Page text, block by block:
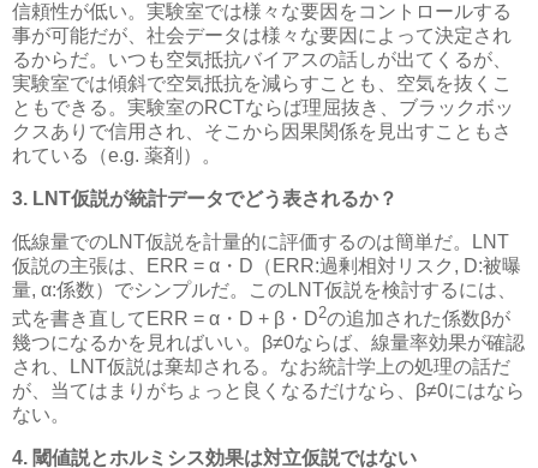
信頼性が低い。実験室では様々な要因をコントロールする
事が可能だが、社会データは様々な要因によって決定され
るからだ。いつも空気抵抗バイアスの話しが出てくるが、
実験室では傾斜で空気抵抗を減らすことも、空気を抜くこ
ともできる。実験室のRCTならば理屈抜き、ブラックボッ
クスありで信用され、そこから因果関係を見出すこともさ
れている（e.g. 薬剤）。
3. LNT仮説が統計データでどう表されるか？
低線量でのLNT仮説を計量的に評価するのは簡単だ。LNT
仮説の主張は、ERR = α・D（ERR:過剰相対リスク, D:被曝
量, α:係数）でシンプルだ。このLNT仮説を検討するには、
式を書き直してERR = α・D + β・D2の追加された係数βが
幾つになるかを見ればいい。β≠0ならば、線量率効果が確認
され、LNT仮説は棄却される。なお統計学上の処理の話だ
が、当てはまりがちょっと良くなるだけなら、β≠0にはなら
ない。
4. 閾値説とホルミシス効果は対立仮説ではない